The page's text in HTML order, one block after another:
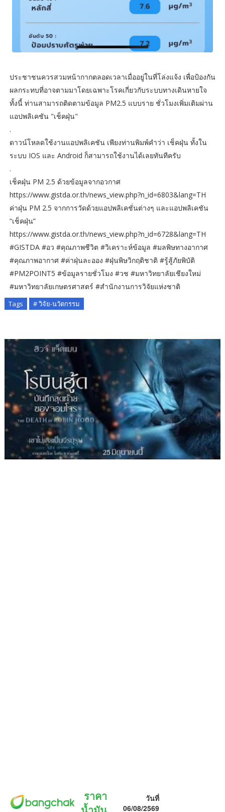
ประชาชนควรสวมหน้ากากตลอดเวลาเมื่ออยู่ในที่โล่งแจ้ง เพื่อป้องกัน
ผลกระทบที่อาจตามมาโดยเฉพาะโรคเกี่ยวกับระบบทางเดินหายใจ
ทั้งนี้ ท่านสามารถติดตามข้อมูล PM2.5 แบบราย ชั่วโมงเพิ่มเติมผ่าน
แอปพลิเคชัน "เช็คฝุ่น"
.
ดาวน์โหลดใช้งานแอปพลิเคชัน เพียงท่านพิมพ์คำว่า เช็คฝุ่น ทั้งใน
ระบบ IOS และ Android ก็สามารถใช้งานได้เลยทันทีครับ
.
เช็คฝุ่น PM 2.5 ด้วยข้อมูลจากอวกาศ
https://www.gistda.or.th/news_view.php?n_id=6803&lang=TH
ค่าฝุ่น PM 2.5 จากการวัดด้วยแอปพลิเคชั่นต่างๆ และแอปพลิเคชัน
“เช็คฝุ่น”
https://www.gistda.or.th/news_view.php?n_id=6728&lang=TH
#GISTDA #อว #คุณภาพชีวิต #วิเคราะห์ข้อมูล #มลพิษทางอากาศ
#คุณภาพอากาศ #ค่าฝุ่นละออง #ฝุ่นพิษวิกฤติชาติ #รู้สู้ภัยพิบัติ
#PM2POINT5 #ข้อมูลรายชั่วโมง #วช #มหาวิทยาลัยเชียงใหม่
#มหาวิทยาลัยเกษตรศาสตร์ #สำนักงานการวิจัยแห่งชาติ
Tags # วิจัย-นวัตกรรม